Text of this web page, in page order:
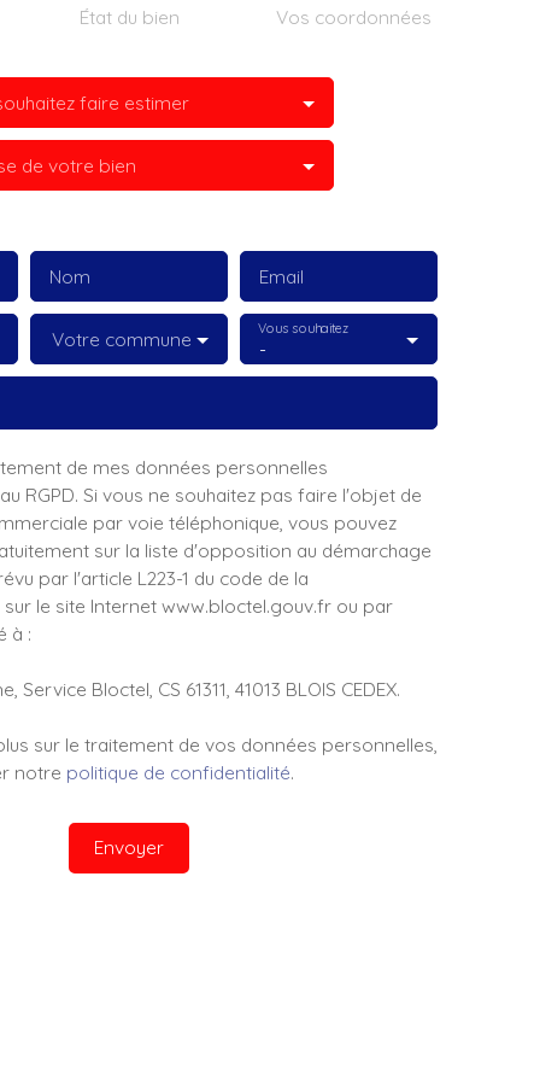
État du bien
Vos coordonnées
faire estimer
de votre bien
Nom Email
Votre commune -
Vous souhaitez
de mes données personnelles
RGPD. Si vous ne souhaitez pas faire l'objet de
par voie téléphonique, vous pouvez
sur la liste d'opposition au démarchage
par l'article L223-1 du code de la
le site Internet www.bloctel.gouv.fr ou par
à :
Service Bloctel, CS 61311, 41013 BLOIS CEDEX.
sur le traitement de vos données personnelles,
notre politique de confidentialité.
Envoyer